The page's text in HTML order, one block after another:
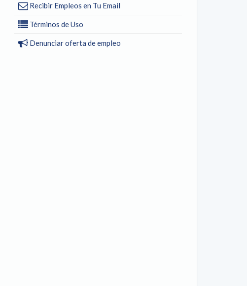
Recibir Empleos en Tu Email
Términos de Uso
Denunciar oferta de empleo